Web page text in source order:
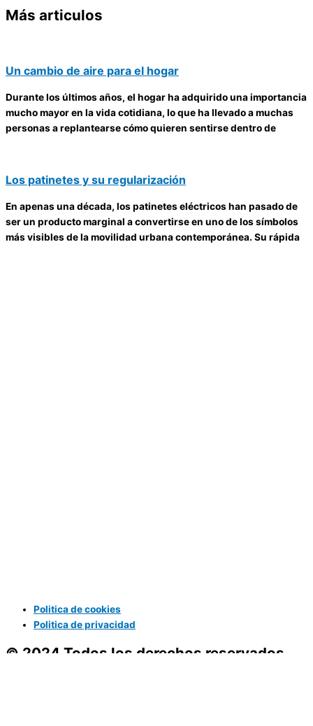
Más articulos
Un cambio de aire para el hogar
Durante los últimos años, el hogar ha adquirido una importancia
mucho mayor en la vida cotidiana, lo que ha llevado a muchas
personas a replantearse cómo quieren sentirse dentro de
Los patinetes y su regularización
En apenas una década, los patinetes eléctricos han pasado de
ser un producto marginal a convertirse en uno de los símbolos
más visibles de la movilidad urbana contemporánea. Su rápida
Politica de cookies
Politica de privacidad
© 2024 Todos los derechos reservados